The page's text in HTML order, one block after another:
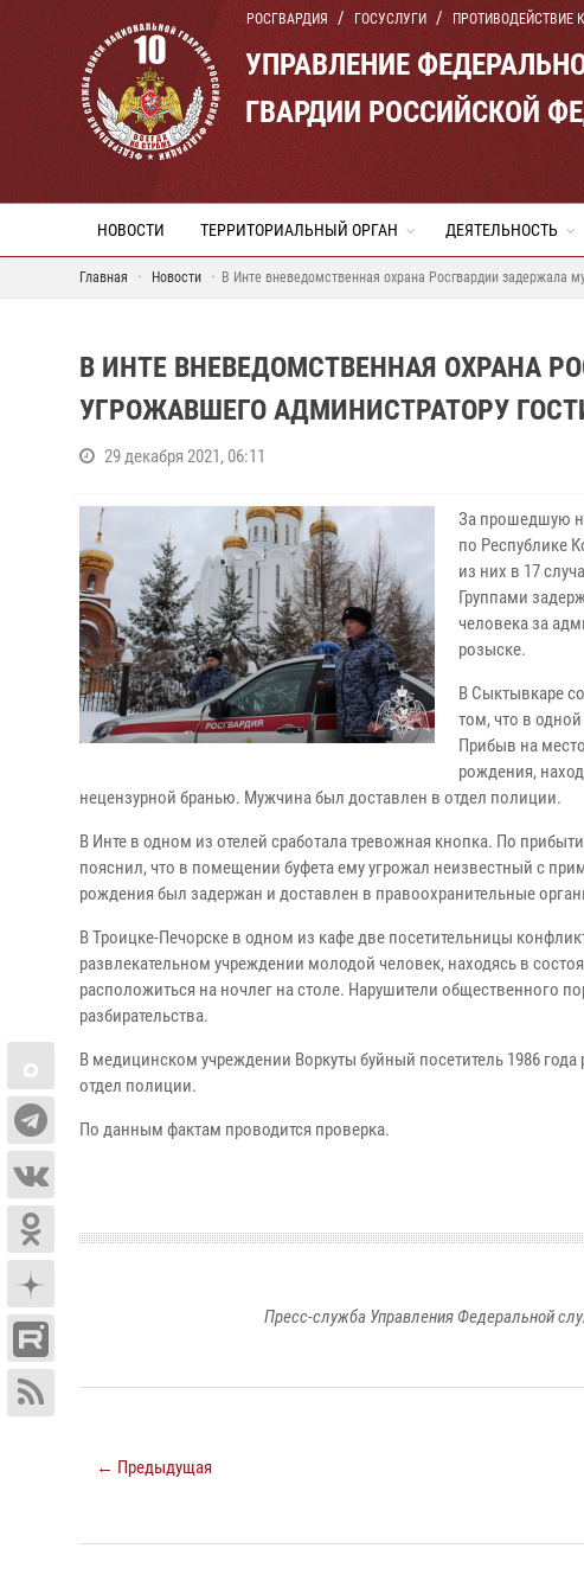
РОСГВАРДИЯ ГОСУСЛУГИ ПРОТИВОДЕЙСТВИЕ
УПРАВЛЕНИЕ
ГВАРДИИ РОССИЙСКОЙ
НОВОСТИ ТЕРРИТОРИАЛЬНЫЙ ОРГАН ДЕЯТЕЛЬНОСТЬ
Главная Новости В Инте вневедомственная охрана Росгвардии задержала
В ИНТЕ ВНЕВЕДОМСТВЕННАЯ ОХРАНА
УГРОЖАВШЕГО АДМИНИСТРАТОРУ
29 декабря 2021, 06:11
За прошедшую
по Республике
из них в 17
Группами
человека за
розыске.
В Сыктывкаре
том, что в
Прибыв на
рождения,
нецензурной бранью. Мужчина был доставлен в отдел полиции.
В Инте в одном из отелей сработала тревожная кнопка. По
пояснил, что в помещении буфета ему угрожал неизвестный с
рождения был задержан и доставлен в правоохранительные
В Троицке-Печорске в одном из кафе две посетительницы
развлекательном учреждении молодой человек, находясь в
расположиться на ночлег на столе. Нарушители общественного
разбирательства.
В медицинском учреждении Воркуты буйный посетитель 1986
отдел полиции.
По данным фактам проводится проверка.
Пресс-служба Управления Федеральной
← Предыдущая